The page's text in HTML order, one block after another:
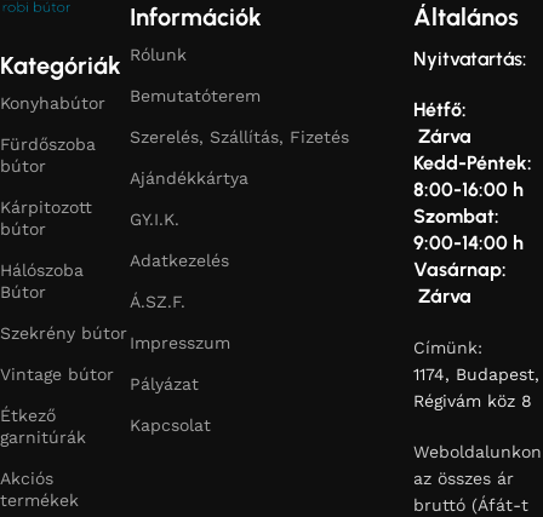
Kategóriák
Konyhabútor
Fürdőszoba
bútor
Kárpitozott
bútor
Hálószoba
Bútor
Szekrény bútor
Vintage bútor
Étkező
garnitúrák
Akciós
termékek
Információk
Rólunk
Bemutatóterem
Szerelés, Szállítás, Fizetés
Ajándékkártya
GY.I.K.
Adatkezelés
Á.SZ.F.
Impresszum
Pályázat
Kapcsolat
Általános
Nyitvatartás:
Hétfő:
Zárva
Kedd-Péntek:
8:00-16:00 h
Szombat:
9:00-14:00 h
Vasárnap:
Zárva
Címünk:
1174, Budapest,
Régivám köz 8
Weboldalunkon
az összes ár
bruttó (Áfát-t